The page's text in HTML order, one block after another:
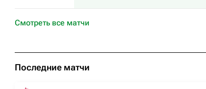
Смотреть все матчи
Последние матчи